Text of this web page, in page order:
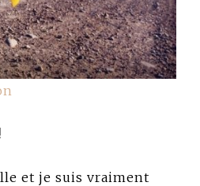
et je suis vraiment